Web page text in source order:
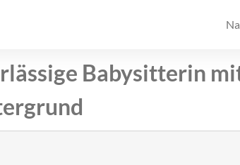
Babysitterin